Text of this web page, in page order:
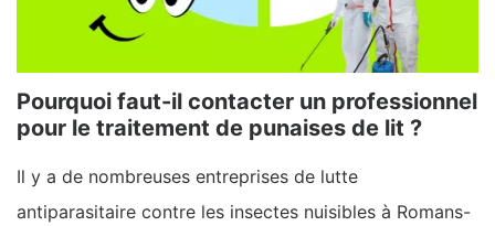
Pourquoi faut-il contacter un professionnel
pour le traitement de punaises de lit ?
Il y a de nombreuses entreprises de lutte
antiparasitaire contre les insectes nuisibles à Romans-